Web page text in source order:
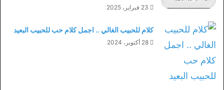
23 فبراير، 2025
كلام للحبيب الغالي .. اجمل كلام حب للحبيب البعيد
28 أكتوبر، 2024